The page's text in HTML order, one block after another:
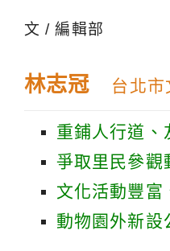
文 / 編輯部
林志冠 台北市
重鋪人行道、
爭取里民參觀
文化活動豐富
動物園外新設